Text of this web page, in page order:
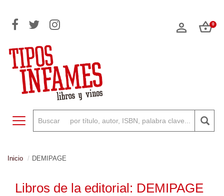
0
Toggle navigation
Inicio DEMIPAGE
Libros de la editorial: DEMIPAGE